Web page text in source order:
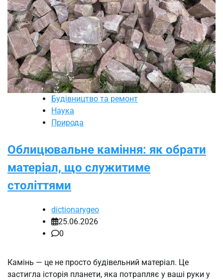
Будівництво та ремонт
Наука
Природа
Облицювальне каміння: як обрати
матеріал, що служитиме
століттями
dictionarygeo
25.06.2026
0
Камінь — це не просто будівельний матеріал. Це
застигла історія планети, яка потрапляє у ваші руки у